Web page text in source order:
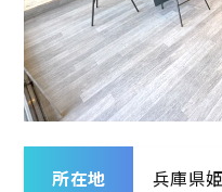
所在地 兵庫県